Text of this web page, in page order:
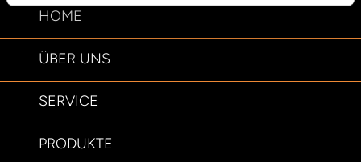
HOME
ÜBER UNS
SERVICE
PRODUKTE